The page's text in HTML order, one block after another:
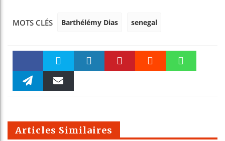
MOTS CLÉS Barthélémy Dias senegal
Faceboo Twitter
m
Articles Similaires